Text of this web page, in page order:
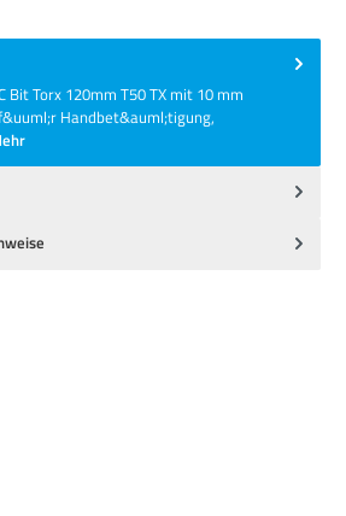
Bit Torx 120mm T50 TX mit 10 mm
Handbet&auml;tigung,